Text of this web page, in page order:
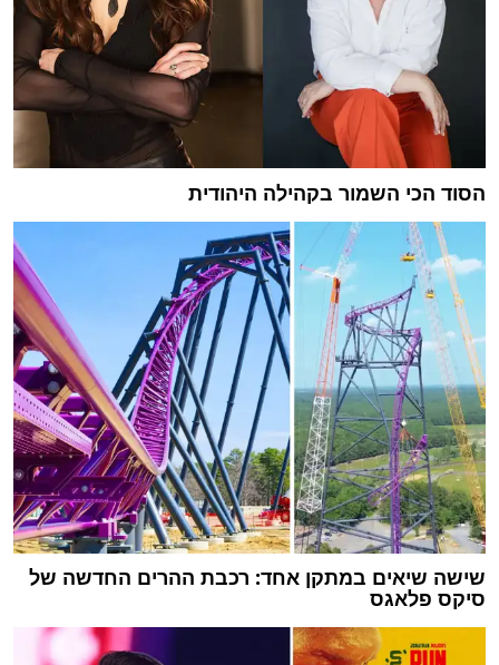
הסוד הכי השמור בקהילה היהודית
שישה שיאים במתקן אחד: רכבת ההרים החדשה של
סיקס פלאגס